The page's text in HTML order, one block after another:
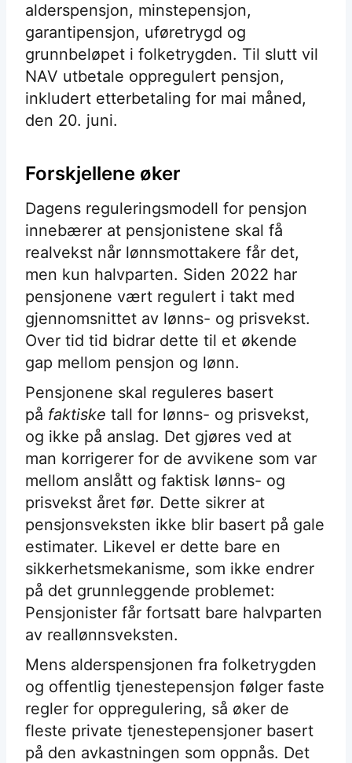
alderspensjon, minstepensjon,
garantipensjon, uføretrygd og
grunnbeløpet i folketrygden. Til slutt vil
NAV utbetale oppregulert pensjon,
inkludert etterbetaling for mai måned,
den 20. juni.
Forskjellene øker
Dagens reguleringsmodell for pensjon
innebærer at pensjonistene skal få
realvekst når lønnsmottakere får det,
men kun halvparten. Siden 2022 har
pensjonene vært regulert i takt med
gjennomsnittet av lønns- og prisvekst.
Over tid tid bidrar dette til et økende
gap mellom pensjon og lønn.
Pensjonene skal reguleres basert
på faktiske tall for lønns- og prisvekst,
og ikke på anslag. Det gjøres ved at
man korrigerer for de avvikene som var
mellom anslått og faktisk lønns- og
prisvekst året før. Dette sikrer at
pensjonsveksten ikke blir basert på gale
estimater. Likevel er dette bare en
sikkerhetsmekanisme, som ikke endrer
på det grunnleggende problemet:
Pensjonister får fortsatt bare halvparten
av reallønnsveksten.
Mens alderspensjonen fra folketrygden
og offentlig tjenestepensjon følger faste
regler for oppregulering, så øker de
fleste private tjenestepensjoner basert
på den avkastningen som oppnås. Det